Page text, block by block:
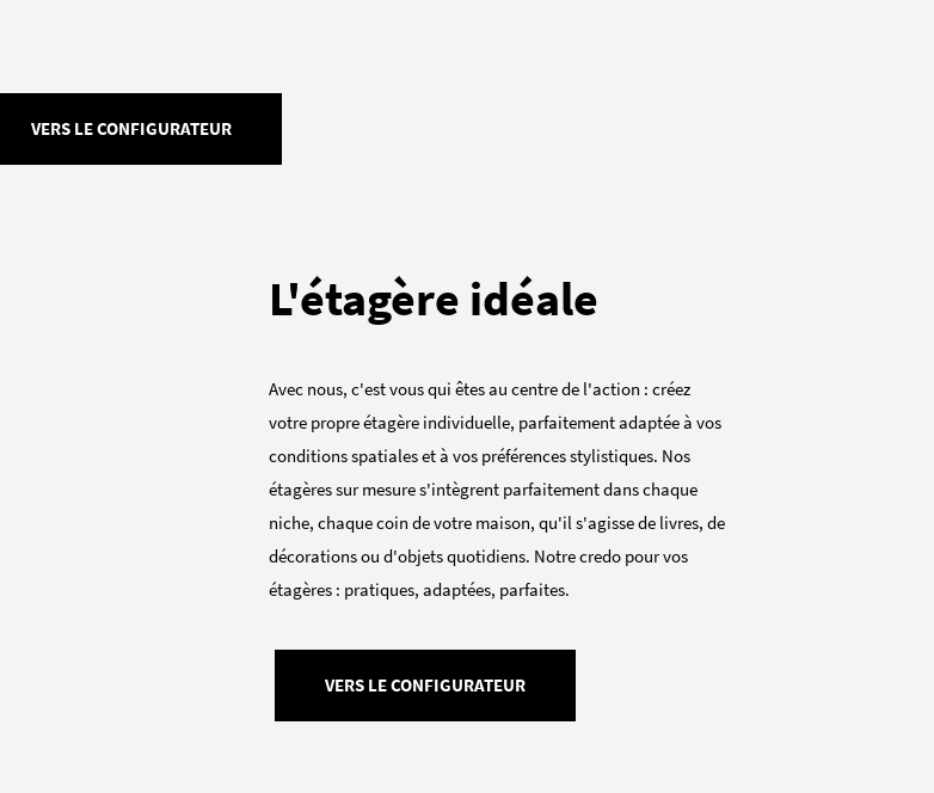
VERS LE CONFIGURATEUR
L'étagère idéale
Avec nous, c'est vous qui êtes au centre de l'action : créez
votre propre étagère individuelle, parfaitement adaptée à vos
conditions spatiales et à vos préférences stylistiques. Nos
étagères sur mesure s'intègrent parfaitement dans chaque
niche, chaque coin de votre maison, qu'il s'agisse de livres, de
décorations ou d'objets quotidiens. Notre credo pour vos
étagères : pratiques, adaptées, parfaites.
VERS LE CONFIGURATEUR